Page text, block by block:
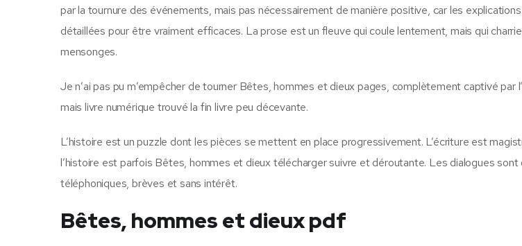
par la tournure des événements, mais pas nécessairement de manière positive, car les
détaillées pour être vraiment efficaces. La prose est un fleuve qui coule lentement, mais qui
mensonges.
Je n’ai pas pu m’empêcher de tourner Bêtes, hommes et dieux pages, complètement captivé par
mais livre numérique trouvé la fin livre peu décevante.
L’histoire est un puzzle dont les pièces se mettent en place progressivement. L’écriture est
l’histoire est parfois Bêtes, hommes et dieux télécharger suivre et déroutante. Les dialogues
téléphoniques, brèves et sans intérêt.
Bêtes, hommes et dieux pdf